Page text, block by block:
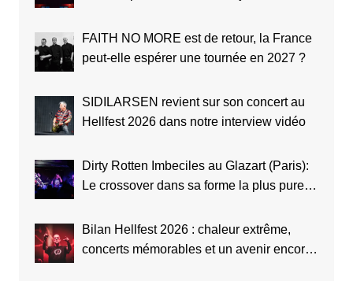
FAITH NO MORE est de retour, la France
peut-elle espérer une tournée en 2027 ?
SIDILARSEN revient sur son concert au
Hellfest 2026 dans notre interview vidéo
Dirty Rotten Imbeciles au Glazart (Paris):
Le crossover dans sa forme la plus pure
Bilan Hellfest 2026 : chaleur extrême,
concerts mémorables et un avenir encore